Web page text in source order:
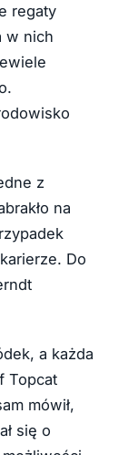
regaty
w nich
z
na
Do
a każda
Topcat
mówił,
się o